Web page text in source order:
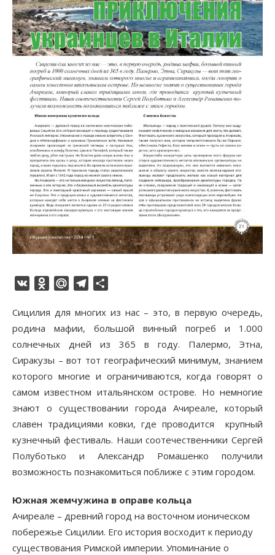
VK Odnoklassniki
Mail.RuTelegram
Сицилия для многих из нас – это, в первую очередь,
родина мафии, большой винный погреб и 1.000
солнечных дней из 365 в году. Палермо, Этна,
Сиракузы – вот тот географический минимум, знанием
которого многие и ограничиваются, когда говорят о
самом известном итальянском острове. Но немногие
знают о существовании города Ачиреале, который
славен традициями ковки, где проводится крупный
кузнечный фестиваль. Наши соотечественники Сергей
Полуботько и Александр Ромашенко получили
возможность познакомиться поближе с этим городом.
Южная жемчужина в оправе кольца
Ачиреале – древний город на восточном ионическом
побережье Сицилии. Его история восходит к периоду
существования Римской империи. Упоминание о